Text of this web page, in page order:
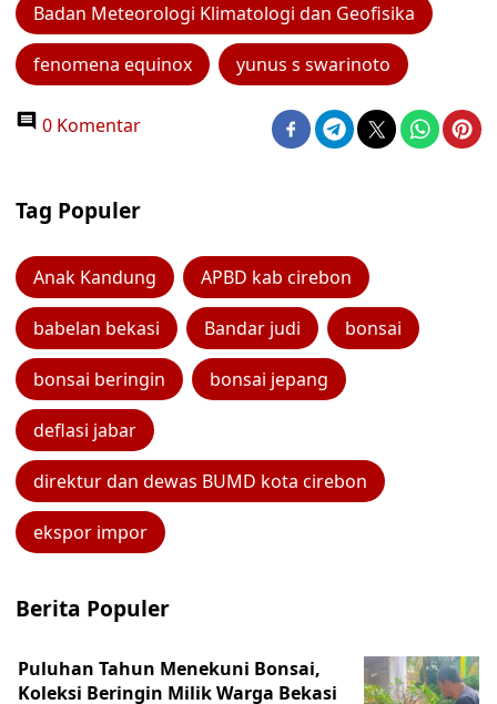
Badan Meteorologi Klimatologi dan Geofisika
fenomena equinox yunus s swarinoto
0 Komentar
Tag Populer
Anak Kandung APBD kab cirebon
babelan bekasi Bandar judi bonsai
bonsai beringin bonsai jepang
deflasi jabar
direktur dan dewas BUMD kota cirebon
ekspor impor
Berita Populer
Puluhan Tahun Menekuni Bonsai,
Koleksi Beringin Milik Warga Bekasi